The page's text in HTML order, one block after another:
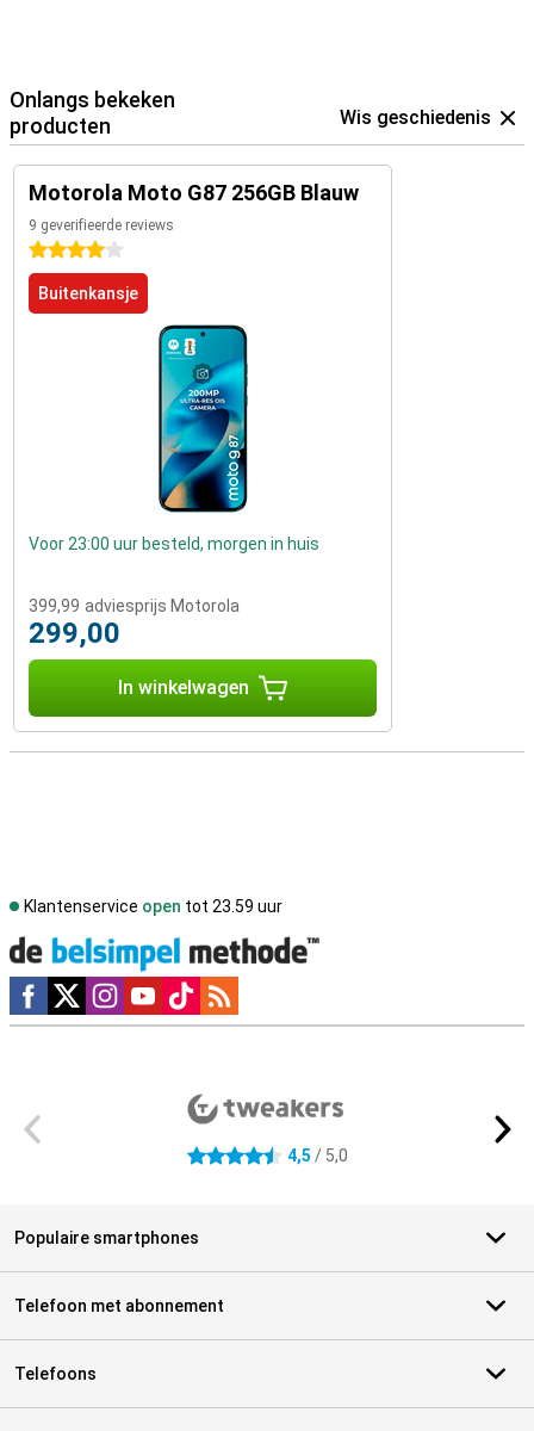
Onlangs bekeken
producten
Wis geschiedenis
Motorola Moto G87 256GB Blauw
9 geverifieerde reviews
4 sterren
Buitenkansje
Voor 23:00 uur besteld, morgen in huis
399,99 adviesprijs Motorola
299,00
In winkelwagen
Klantenservice open tot 23.59 uur
Social media
4.5 sterren 4,5 / 5,0
Populaire smartphones
Telefoon met abonnement
Telefoons